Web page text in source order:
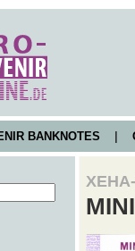
BANKNOTES